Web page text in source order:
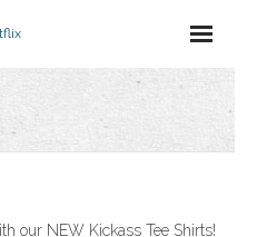
our NEW Kickass Tee Shirts!